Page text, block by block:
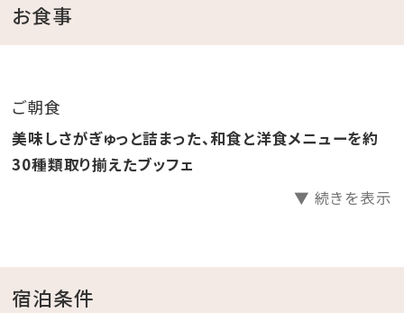
●ラウンジ「感謝」滞在中無料でご利用いただけます。
●ホテル駐車場無料
いただけます。
お食事
ご朝食
美味しさがぎゅっと詰まった、和食と洋食メニューを約
30種類取り揃えたブッフェ
▼ 続きを表示
宿泊条件